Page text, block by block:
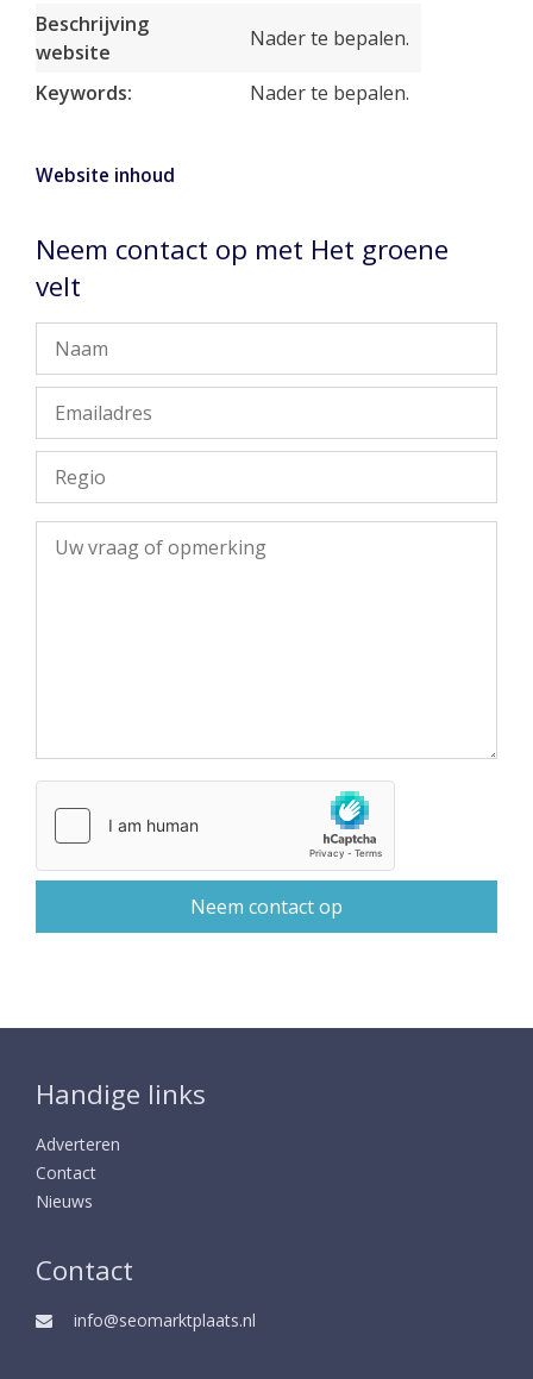
Beschrijving
website
Nader te bepalen.
Keywords: Nader te bepalen.
Website inhoud
Neem contact op met Het groene
velt
Handige links
Adverteren
Contact
Nieuws
Contact
info@seomarktplaats.nl